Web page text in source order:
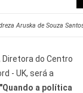
Aruska de Souza
Diretora do Centro
- UK, será a
"Quando a política